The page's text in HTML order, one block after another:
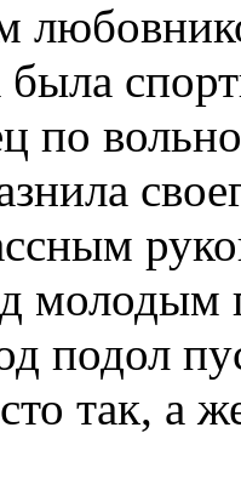
по
молодым
подол
так, а